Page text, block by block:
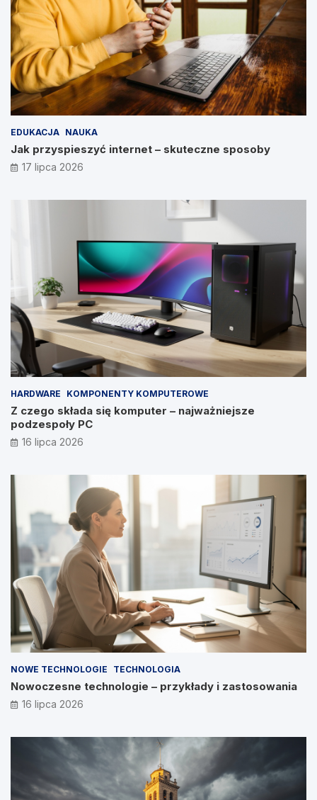
EDUKACJA NAUKA
Jak przyspieszyć internet – skuteczne sposoby
17 lipca 2026
HARDWARE KOMPONENTY KOMPUTEROWE
Z czego składa się komputer – najważniejsze
podzespoły PC
16 lipca 2026
NOWE TECHNOLOGIE TECHNOLOGIA
Nowoczesne technologie – przykłady i zastosowania
16 lipca 2026